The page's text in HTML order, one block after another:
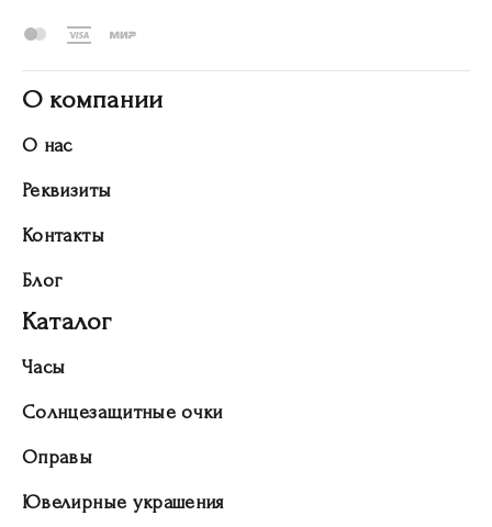
О компании
О нас
Реквизиты
Контакты
Блог
Каталог
Часы
Солнцезащитные очки
Оправы
Ювелирные украшения